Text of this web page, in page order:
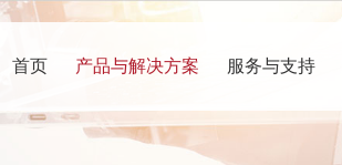
首页 产品与解决方案 服务与支持